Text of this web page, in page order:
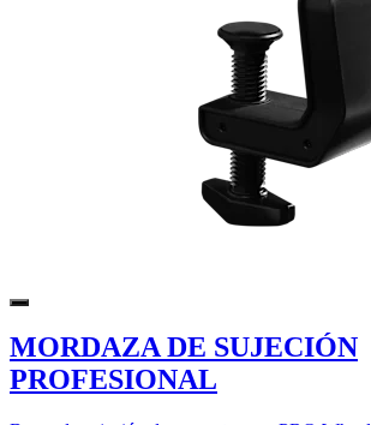
MORDAZA DE SUJECIÓN
PROFESIONAL